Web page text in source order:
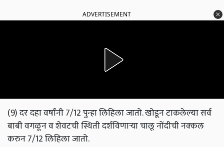
ADVERTISEMENT
(9) दर दहा वर्षांनी 7/12 पुन्हा लिहिला जातो. खोडून टाकलेल्या सर्व
बाबी वगळून व शेवटची स्थिती दर्शविणार्‍या चालू नोंदीची नक्कल
करुन 7/12 लिहिला जातो.